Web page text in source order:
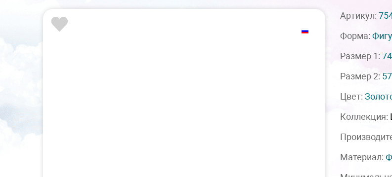
Артикул:
Форма:
Размер 1:
Размер 2:
Цвет:
Коллекция:
Материал: